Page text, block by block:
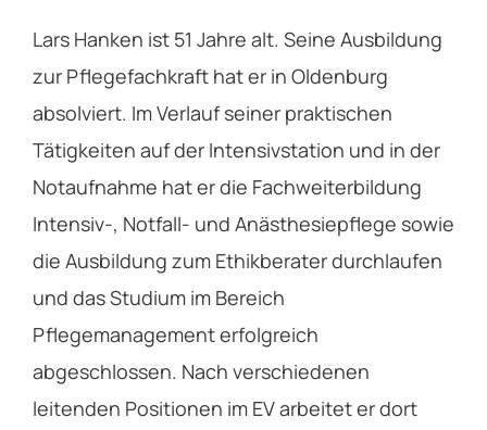
Lars Hanken ist 51 Jahre alt. Seine Ausbildung
zur Pflegefachkraft hat er in Oldenburg
absolviert. Im Verlauf seiner praktischen
Tätigkeiten auf der Intensivstation und in der
Notaufnahme hat er die Fachweiterbildung
Intensiv-, Notfall- und Anästhesiepflege sowie
die Ausbildung zum Ethikberater durchlaufen
und das Studium im Bereich
Pflegemanagement erfolgreich
abgeschlossen. Nach verschiedenen
leitenden Positionen im EV arbeitet er dort